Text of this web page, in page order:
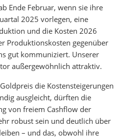
Ende Februar, wenn sie ihre
2025 vorlegen, eine
und die Kosten 2026
Produktionskosten gegenüber
gut kommuniziert. Unserer
außergewöhnlich attraktiv.
die Kostensteigerungen
ausgleicht, dürften die
von freiem Cashflow der
robust sein und deutlich über
– und das, obwohl ihre